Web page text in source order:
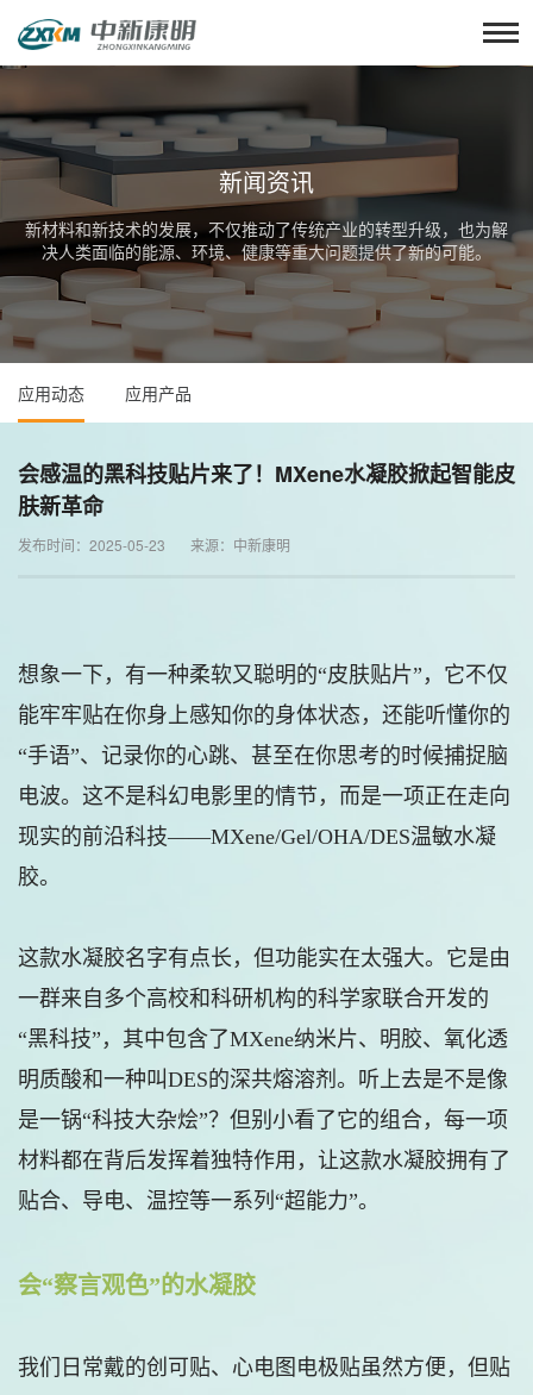
新闻资讯
新材料和新技术的发展，不仅推动了传统产业的转型升级，也为解
决人类面临的能源、环境、健康等重大问题提供了新的可能。
应用动态 应用产品
会感温的黑科技贴片来了！MXene水凝胶掀起智能皮
肤新革命
发布时间：2025-05-23 来源：中新康明
想象一下，有一种柔软又聪明的“皮肤贴片”，它不仅
能牢牢贴在你身上感知你的身体状态，还能听懂你的
“手语”、记录你的心跳、甚至在你思考的时候捕捉脑
电波。这不是科幻电影里的情节，而是一项正在走向
现实的前沿科技——MXene/Gel/OHA/DES温敏水凝
胶。
这款水凝胶名字有点长，但功能实在太强大。它是由
一群来自多个高校和科研机构的科学家联合开发的
“黑科技”，其中包含了MXene纳米片、明胶、氧化透
明质酸和一种叫DES的深共熔溶剂。听上去是不是像
是一锅“科技大杂烩”？但别小看了它的组合，每一项
材料都在背后发挥着独特作用，让这款水凝胶拥有了
贴合、导电、温控等一系列“超能力”。
会“察言观色”的水凝胶
我们日常戴的创可贴、心电图电极贴虽然方便，但贴